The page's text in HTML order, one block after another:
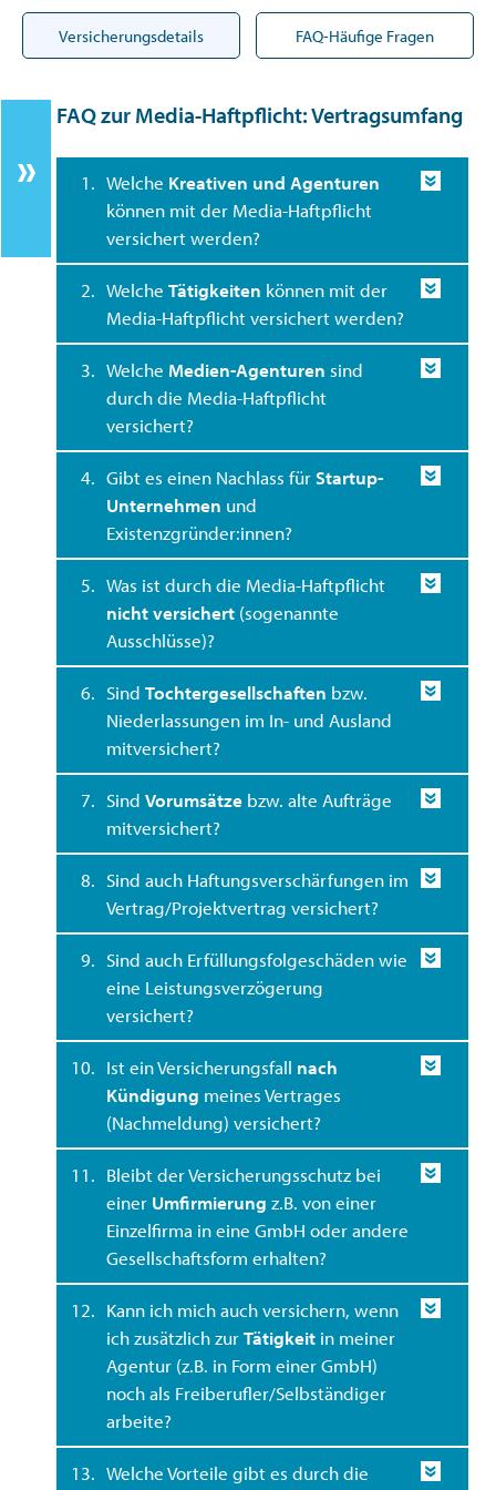
Versicherungsdetails FAQ-Häufige Fragen
FAQ zur Media-Haftpflicht: Vertragsumfang
1. Welche Kreativen und Agenturen
können mit der Media-Haftpflicht
versichert werden?
2. WelcheTätigkeiten können mit der
Media-Haftpflicht versichert werden?
3. Welche Medien-Agenturen sind
durch die Media-Haftpflicht
versichert?
4. Gibt es einen Nachlass fürStartup-
Unternehmen und
Existenzgründer:innen?
5. Was ist durch die Media-Haftpflicht
nicht versichert (sogenannte
Ausschlüsse)?
6. SindTochtergesellschaften bzw.
Niederlassungen im In- und Ausland
mitversichert?
7. SindVorumsätze bzw. alte Aufträge
mitversichert?
8. Sind auch Haftungsverschärfungen im
Vertrag/Projektvertrag versichert?
9. Sind auch Erfüllungsfolgeschäden wie
eine Leistungsverzögerung
versichert?
10. Ist ein Versicherungsfall nach
Kündigung meines Vertrages
(Nachmeldung) versichert?
11. Bleibt der Versicherungsschutz bei
einer Umfirmierung z.B. von einer
Einzelfirma in eine GmbH oder andere
Gesellschaftsform erhalten?
12. Kann ich mich auch versichern, wenn
ich zusätzlich zurTätigkeit in meiner
Agentur (z.B. in Form einer GmbH)
noch als Freiberufler/Selbständiger
arbeite?
13. Welche Vorteile gibt es durch die